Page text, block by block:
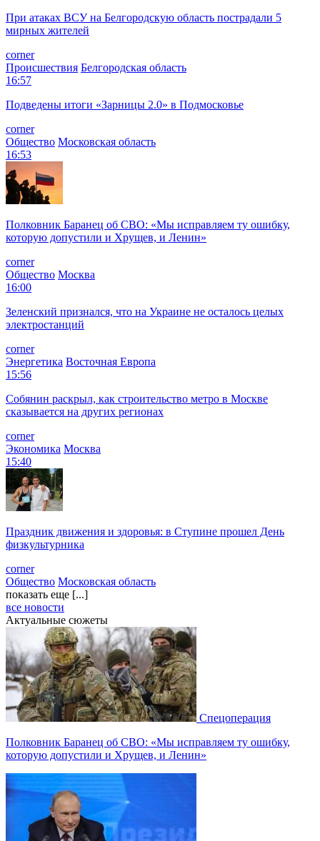
При атаках ВСУ на Белгородскую область пострадали 5
мирных жителей
corner
Происшествия Белгородская область
16:57
Подведены итоги «Зарницы 2.0» в Подмосковье
corner
Общество Московская область
16:53
Полковник Баранец об СВО: «Мы исправляем ту ошибку,
которую допустили и Хрущев, и Ленин»
corner
Общество Москва
16:00
Зеленский признался, что на Украине не осталось целых
электростанций
corner
Энергетика Восточная Европа
15:56
Собянин раскрыл, как строительство метро в Москве
сказывается на других регионах
corner
Экономика Москва
15:40
Праздник движения и здоровья: в Ступине прошел День
физкультурника
corner
Общество Московская область
показать еще [...]
все новости
Актуальные сюжеты
Спецоперация
Полковник Баранец об СВО: «Мы исправляем ту ошибку,
которую допустили и Хрущев, и Ленин»